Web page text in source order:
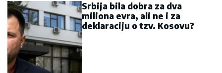
Srbija bila dobra za dva
miliona evra, ali ne i za
deklaraciju o tzv. Kosovu?